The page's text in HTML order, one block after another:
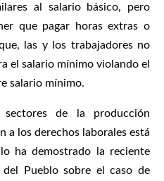
al salario básico, pero
que pagar horas extras o
las y los trabajadores no
el salario mínimo violando el
salario mínimo.
de la producción
a los derechos laborales está
ha demostrado la reciente
Pueblo sobre el caso de